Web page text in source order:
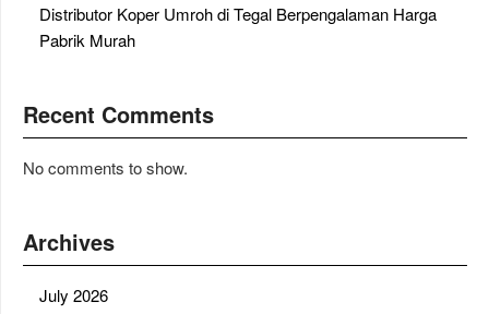
Distributor Koper Umroh di Tegal Berpengalaman Harga
Pabrik Murah
Recent Comments
No comments to show.
Archives
July 2026